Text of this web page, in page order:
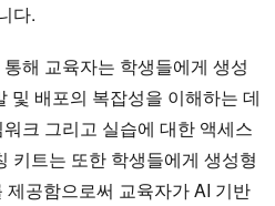
다.
해 교육자는 학생들에게 생성
및 배포의 복잡성을 이해하는 데
크 그리고 실습에 대한 액세스
키트는 또한 학생들에게 생성형
공함으로써 교육자가 AI 기반